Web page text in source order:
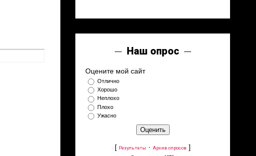
Наш опрос
Оцените мой сайт
Отлично
Хорошо
Неплохо
Плохо
Ужасно
[ Результаты · Архив опросов ]